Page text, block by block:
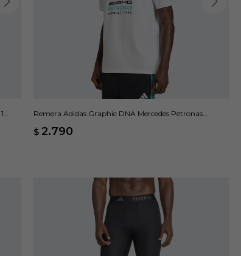
Remera Adidas Graphic DNA Mercedes Petronas
$ 2.790